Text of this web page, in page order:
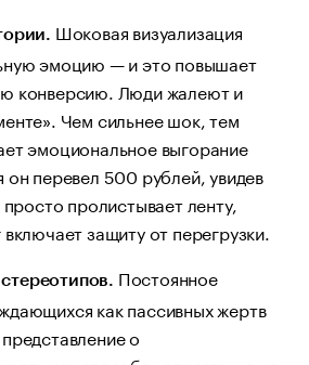
Шоковая визуализация
эмоцию — и это повышает
конверсию. Люди жалеют и
Чем сильнее шок, тем
эмоциональное выгорание
перевел 500 рублей, увидев
пролистывает ленту,
защиту от перегрузки.
Постоянное
как пассивных жертв
о